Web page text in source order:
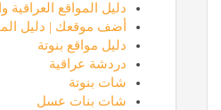
دليل المواقع العراقية
أضف موقعك | دليل
دليل مواقع بنوتة
دردشة عراقية
شات بنوتة
شات بنات عسل